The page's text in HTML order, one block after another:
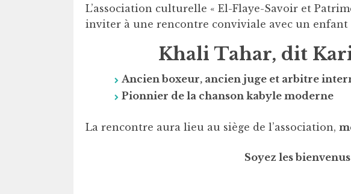
L’association culturelle « El-Flaye-Savoir et
inviter à une rencontre conviviale avec un enfant
Khali Tahar, dit
Ancien boxeur, ancien juge et arbitre
Pionnier de la chanson kabyle moderne
La rencontre aura lieu au siège de l’association,
Soyez les bienvenus